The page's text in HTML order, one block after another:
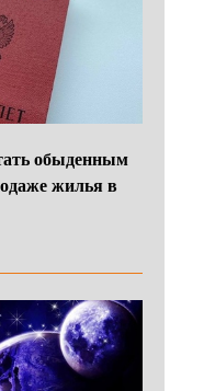
обыденным
жилья в